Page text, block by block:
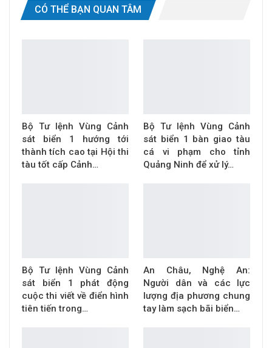
CÓ THỂ BẠN QUAN TÂM
Bộ Tư lệnh Vùng Cảnh
sát biển 1 hướng tới
thành tích cao tại Hội thi
tàu tốt cấp Cảnh…
Bộ Tư lệnh Vùng Cảnh
sát biển 1 bàn giao tàu
cá vi phạm cho tỉnh
Quảng Ninh để xử lý…
Bộ Tư lệnh Vùng Cảnh
sát biển 1 phát động
cuộc thi viết về điển hình
tiên tiến trong…
An Châu, Nghệ An:
Người dân và các lực
lượng địa phương chung
tay làm sạch bãi biển…